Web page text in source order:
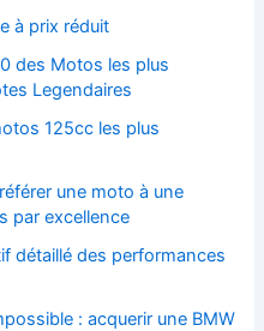
à prix réduit
des Motos les plus
Legendaires
125cc les plus
une moto à une
par excellence
détaillé des performances
: acquerir une BMW